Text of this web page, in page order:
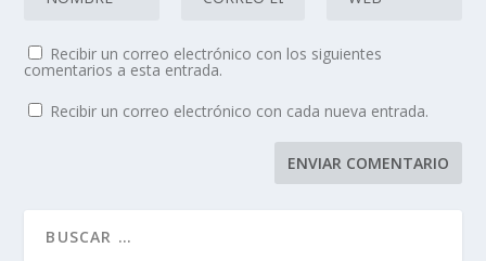
Recibir un correo electrónico con los siguientes
comentarios a esta entrada.
Recibir un correo electrónico con cada nueva entrada.